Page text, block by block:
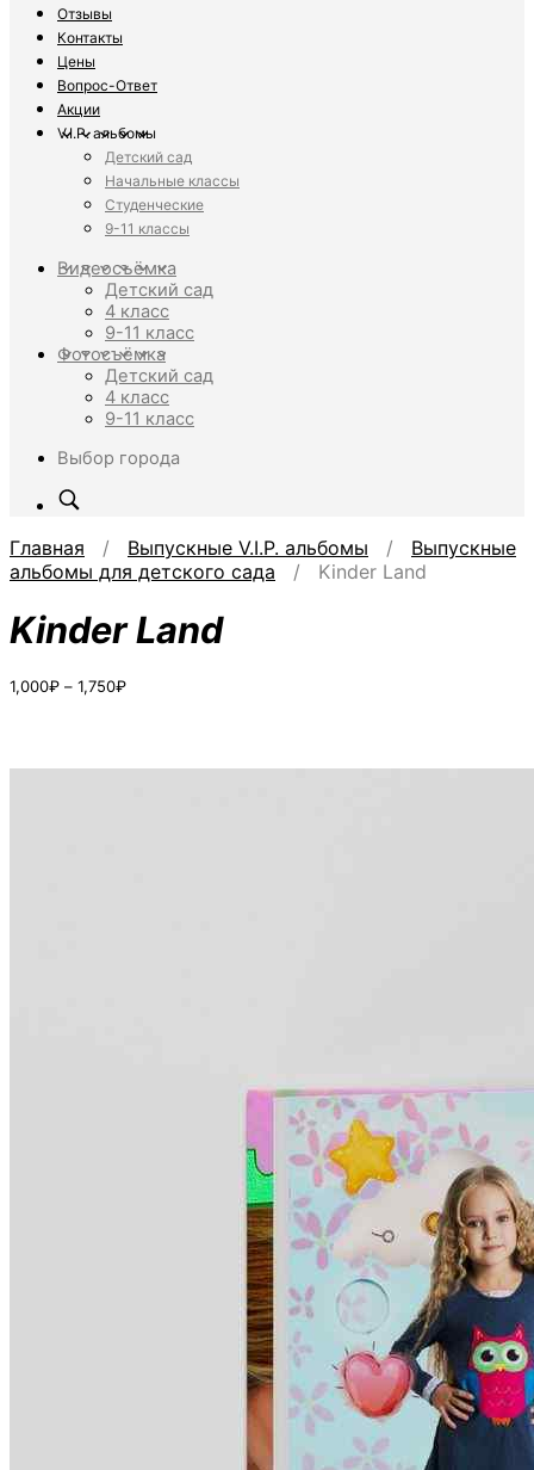
Отзывы
Контакты
Цены
Вопрос-Ответ
Акции
V.I.P. альбомы
Детский сад
Начальные классы
Студенческие
9-11 классы
Видеосъёмка
Детский сад
4 класс
9-11 класс
Фотосъёмка
Детский сад
4 класс
9-11 класс
Выбор города
Главная / Выпускные V.I.P. альбомы / Выпускные
альбомы для детского сада / Kinder Land
Kinder Land
1,000₽ – 1,750₽Диапазон